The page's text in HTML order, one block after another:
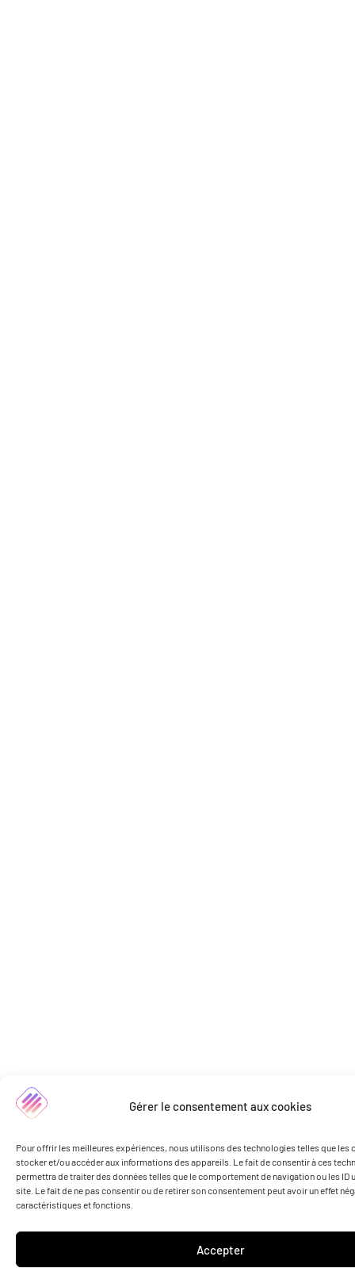
Gérer le consentement aux cookies
Pour offrir les meilleures expériences, nous utilisons des technologies telles que les
stocker et/ou accéder aux informations des appareils. Le fait de consentir à ces
permettra de traiter des données telles que le comportement de navigation ou les ID
site. Le fait de ne pas consentir ou de retirer son consentement peut avoir un effet
caractéristiques et fonctions.
Accepter